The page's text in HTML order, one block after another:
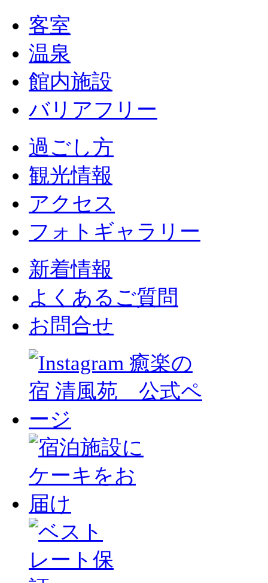
客室
温泉
館内施設
バリアフリー
過ごし方
観光情報
アクセス
フォトギャラリー
新着情報
よくあるご質問
お問合せ